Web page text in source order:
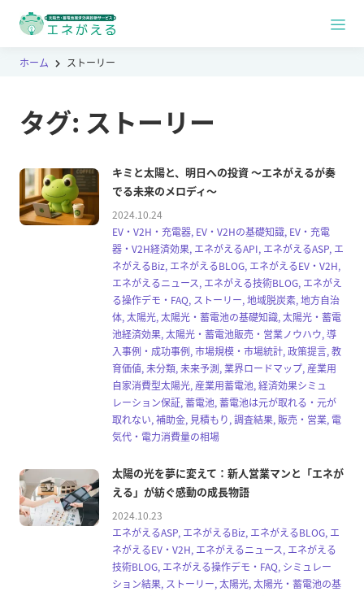
ホーム ストーリー
タグ: ストーリー
キミと太陽と、明日への投資 〜エネがえるが奏
でる未来のメロディ〜
2024.10.24
EV・V2H・充電器, EV・V2Hの基礎知識, EV・充電
器・V2H経済効果, エネがえるAPI, エネがえるASP, エ
ネがえるBiz, エネがえるBLOG, エネがえるEV・V2H,
エネがえるニュース, エネがえる技術BLOG, エネがえ
る操作デモ・FAQ, ストーリー, 地域脱炭素, 地方自治
体, 太陽光, 太陽光・蓄電池の基礎知識, 太陽光・蓄電
池経済効果, 太陽光・蓄電池販売・営業ノウハウ, 導
入事例・成功事例, 市場規模・市場統計, 政策提言, 教
育価値, 未分類, 未来予測, 業界ロードマップ, 産業用
自家消費型太陽光, 産業用蓄電池, 経済効果シミュ
レーション保証, 蓄電池, 蓄電池は元が取れる・元が
取れない, 補助金, 見積もり, 調査結果, 販売・営業, 電
気代・電力消費量の相場
太陽の光を夢に変えて：新人営業マンと「エネが
える」が紡ぐ感動の成長物語
2024.10.23
エネがえるASP, エネがえるBiz, エネがえるBLOG, エ
ネがえるEV・V2H, エネがえるニュース, エネがえる
技術BLOG, エネがえる操作デモ・FAQ, シミュレー
ション結果, ストーリー, 太陽光, 太陽光・蓄電池の基